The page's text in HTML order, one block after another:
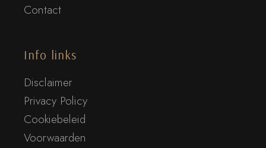
Contact
Info links
Disclaimer
Privacy Policy
Cookiebeleid
Voorwaarden